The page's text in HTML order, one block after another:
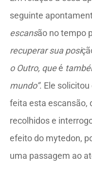
seguinte
escansão no tempo
recuperar sua posi
o Outro, queé
mundo”. Ele
feita esta escansão,
recolhidos e
efeito do mytedon,
uma passagem ao